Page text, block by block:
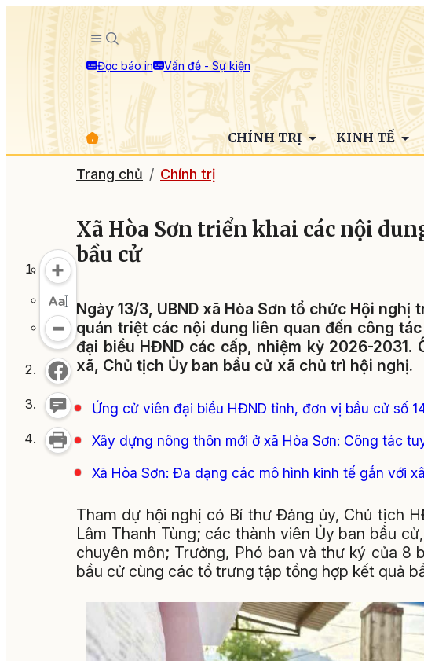
Đọc báo in Vấn đề - Sự kiện
CHÍNH TRỊ KINH TẾ
Trang chủ Chính trị
Xã Hòa Sơn triển khai các nội
bầu cử
Ngày 13/3, UBND xã Hòa Sơn tổ chức Hội
quán triệt các nội dung liên quan đến công
đại biểu HĐND các cấp, nhiệm kỳ 2026-2031.
xã, Chủ tịch Ủy ban bầu cử xã chủ trì hội nghị.
Ứng cử viên đại biểu HĐND tỉnh, đơn vị bầu cử số
Xây dựng nông thôn mới ở xã Hòa Sơn: Công tác
Xã Hòa Sơn: Đa dạng các mô hình kinh tế gắn với
Tham dự hội nghị có Bí thư Đảng ủy, Chủ tịch
Lâm Thanh Tùng; các thành viên Ủy ban bầu
chuyên môn; Trưởng, Phó ban và thư ký của 8
bầu cử cùng các tổ trưng tập tổng hợp kết quả